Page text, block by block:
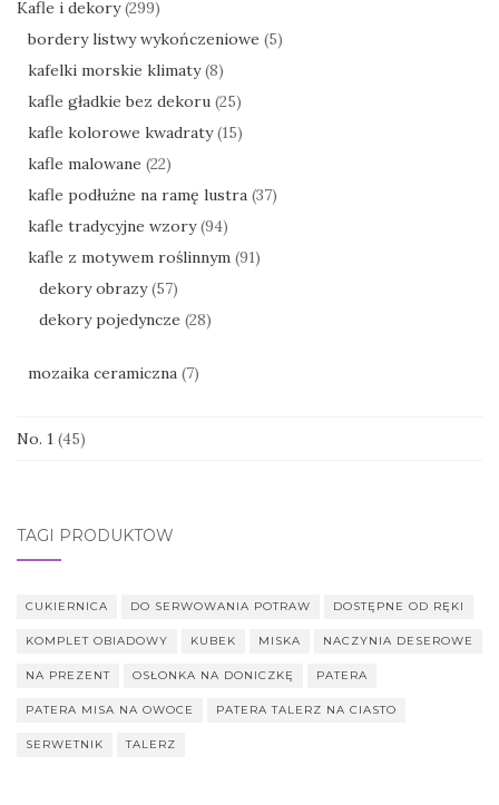
Kafle i dekory (299)
bordery listwy wykończeniowe (5)
kafelki morskie klimaty (8)
kafle gładkie bez dekoru (25)
kafle kolorowe kwadraty (15)
kafle malowane (22)
kafle podłużne na ramę lustra (37)
kafle tradycyjne wzory (94)
kafle z motywem roślinnym (91)
dekory obrazy (57)
dekory pojedyncze (28)
mozaika ceramiczna (7)
No. 1 (45)
TAGI PRODUKTÓW
CUKIERNICA DO SERWOWANIA POTRAW DOSTĘPNE OD RĘKI
KOMPLET OBIADOWY KUBEK MISKA NACZYNIA DESEROWE
NA PREZENT OSŁONKA NA DONICZKĘ PATERA
PATERA MISA NA OWOCE PATERA TALERZ NA CIASTO
SERWETNIK TALERZ